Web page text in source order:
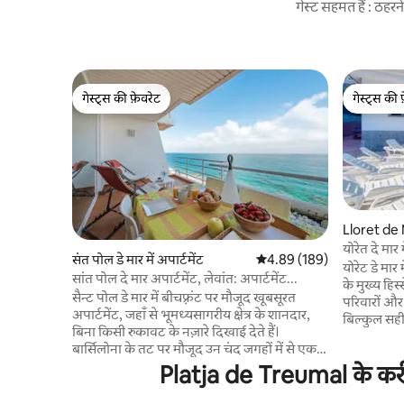
गेस्ट सहमत हैं :
गेस्ट्स की फ़ेवरेट
गेस्ट्स की फ़ेवरेट
संत पोल डे मार में अपार्टमेंट औसत रेटिंग 5 में से 4.89, 189
4.89 (189)
सांत पोल दे मार अपार्टमेंट, लेवांत: अपार्टमेंट...
सैन्ट पोल डे मार में बीचफ़्रंट पर मौजूद खूबसूरत
अपार्टमेंट, जहाँ से भूमध्यसागरीय क्षेत्र के शानदार,
बिना किसी रुकावट के नज़ारे दिखाई देते हैं।
बार्सिलोना के तट पर मौजूद उन चंद जगहों में से एक में
समुद्र की आवाज़ सुनते हुए जागें, जहाँ आपके और
पानी के बीच कोई भी चीज़ नहीं है — न सड़क, न
गेस्ट्स की
गेस्ट्स की
Lloret de
योरेत दे
योरेट डे
के मुख्य
परिवारों
बिल्कुल
और
मकान का
Platja de Treumal के